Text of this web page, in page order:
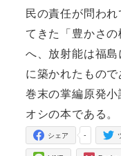
民の責任が問わ
てきた「豊かさ
へ、放射能は福
に築かれたもので
巻末の掌編原発
オシの本である。
-
シェア